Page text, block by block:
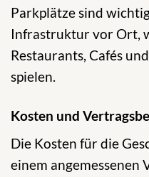
Parkplätze sind
Infrastruktur vor Ort,
Restaurants, Cafés
spielen.
Kosten und
Die Kosten für die
einem angemessenen